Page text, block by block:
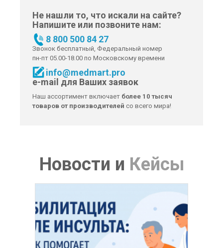
Не нашли то, что искали на сайте?
Напишите или позвоните нам:
8 800 500 84 27
Звонок бесплатный, Федеральный номер
пн-пт 05.00-18.00 по Московскому времени
info@medmart.pro
e-mail для Ваших заявок
Наш ассортимент включает более 10 тысяч
товаров от производителей со всего мира!
Новости и Кейсы